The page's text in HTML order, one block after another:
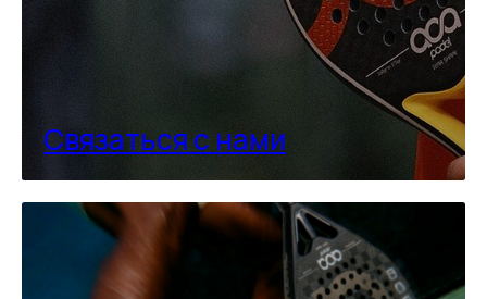
Связаться с нами